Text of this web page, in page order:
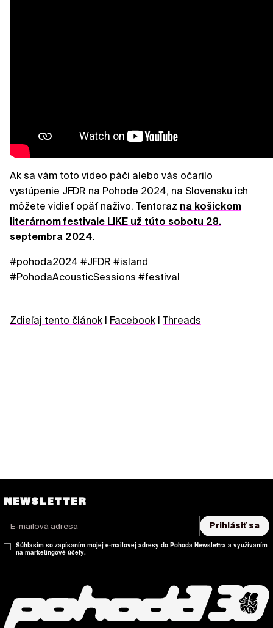
Ak sa vám toto video páči alebo vás očarilo
vystúpenie JFDR na Pohode 2024, na Slovensku ich
môžete vidieť opäť naživo. Tentoraz na košickom
literárnom festivale LIKE už túto sobotu 28.
septembra 2024.
#pohoda2024 #JFDR #island
#PohodaAcousticSessions #festival
Zdieľaj tento článok Facebook Threads
NEWSLETTER
Prihlásiť sa
Súhlasím so zapísaním mojej e-mailovej adresy do Pohoda Newslettra a využívaním
na marketingové účely.